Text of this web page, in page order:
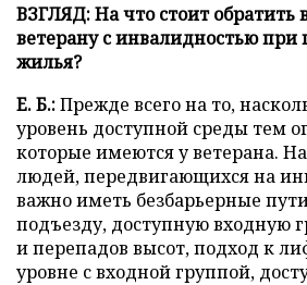
ВЗГЛЯД: На что стоит обратить
ветерану с инвалидностью при
жилья?
Е. Б.:Прежде всего на то,
уровень доступной среды тем
которые имеются у ветерана.
людей, передвигающихся на
важно иметь безбарьерные
подъезду, доступную входную
и перепадов высот, подход к
уровне с входной группой,